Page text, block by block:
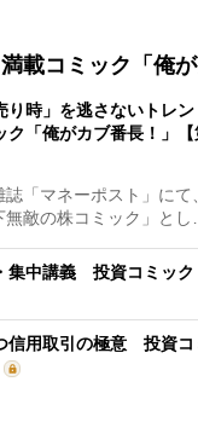
載コミック「俺が
り時」を逃さないトレ
ク「俺がカブ番長！」【
「マネーポスト」にて
無敵の株コミック」と
集中講義 投資コミック
信用取引の極意 投資コ